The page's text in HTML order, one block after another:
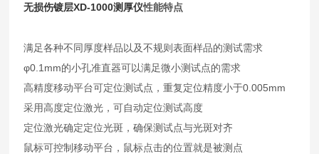
无损伤镀层XD-1000测厚仪性能特点
满足各种不同厚度样品以及不规则表面样品的测试需求
φ0.1mm的小孔准直器可以满足微小测试点的需求
高精度移动平台可定位测试点，重复定位精度小于0.005mm
采用高度定位激光，可自动定位测试高度
定位激光确定定位光斑，确保测试点与光斑对齐
鼠标可控制移动平台，鼠标点击的位置就是被测点